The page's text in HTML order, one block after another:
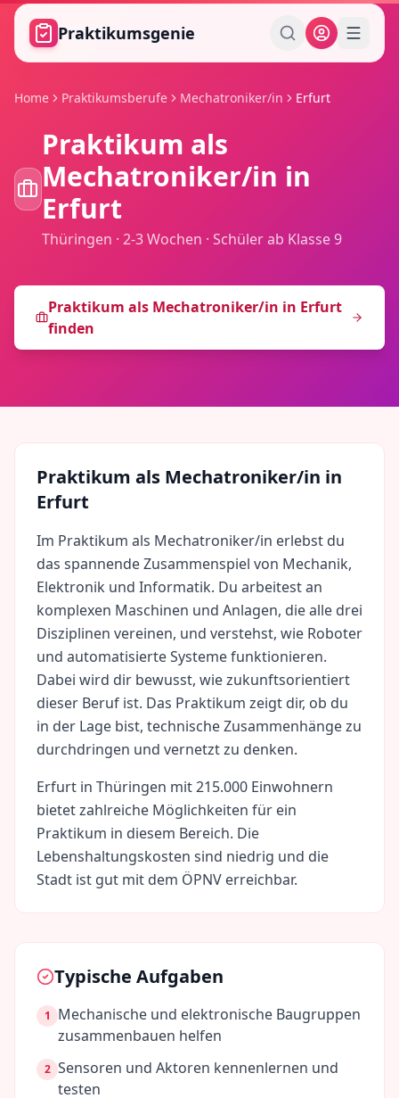
Zum Hauptinhalt springen
Praktikumsgenie
Home Praktikumsberufe Mechatroniker/in Erfurt
Praktikum als
Mechatroniker/in in
Erfurt
Thüringen · 2-3 Wochen · Schüler ab Klasse 9
Praktikum als Mechatroniker/in in Erfurt
finden
Praktikum als Mechatroniker/in in
Erfurt
Im Praktikum als Mechatroniker/in erlebst du
das spannende Zusammenspiel von Mechanik,
Elektronik und Informatik. Du arbeitest an
komplexen Maschinen und Anlagen, die alle drei
Disziplinen vereinen, und verstehst, wie Roboter
und automatisierte Systeme funktionieren.
Dabei wird dir bewusst, wie zukunftsorientiert
dieser Beruf ist. Das Praktikum zeigt dir, ob du
in der Lage bist, technische Zusammenhänge zu
durchdringen und vernetzt zu denken.
Erfurt in Thüringen mit215.000 Einwohnern
bietet zahlreiche Möglichkeiten für ein
Praktikum in diesem Bereich. Die
Lebenshaltungskosten sind niedrig und die
Stadt ist gut mit dem ÖPNV erreichbar.
Typische Aufgaben
1
Mechanische und elektronische Baugruppen
zusammenbauen helfen
2 Sensoren und Aktoren kennenlernen und
testen